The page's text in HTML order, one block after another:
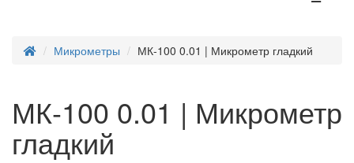
Микрометры МК-100 0.01 | Микрометр гладкий
МК-100 0.01 | Микрометр
гладкий